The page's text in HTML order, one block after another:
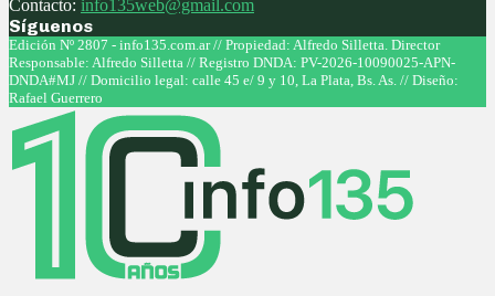
Contacto: info135web@gmail.com
Síguenos
Facebook
Twitter
Instagram
Youtube
Edición Nº 2807 - info135.com.ar // Propiedad: Alfredo Silletta. Director
Responsable: Alfredo Silletta // Registro DNDA: PV-2026-10090025-APN-
DNDA#MJ // Domicilio legal: calle 45 e/ 9 y 10, La Plata, Bs. As. // Diseño:
Rafael Guerrero